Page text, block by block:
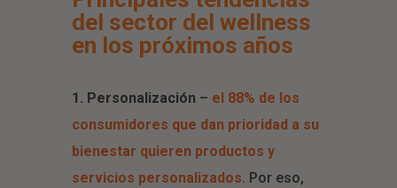
del sector del wellness
en los próximos años
1. Personalización – el 88% de los
consumidores que dan prioridad a su
bienestar quieren productos y
servicios personalizados. Por eso,